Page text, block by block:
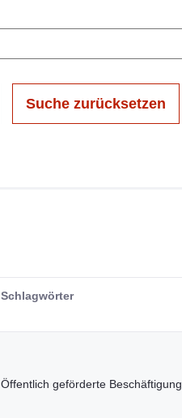
Suche zurücksetzen
Schlagwörter
Öffentlich geförderte Beschäftigung